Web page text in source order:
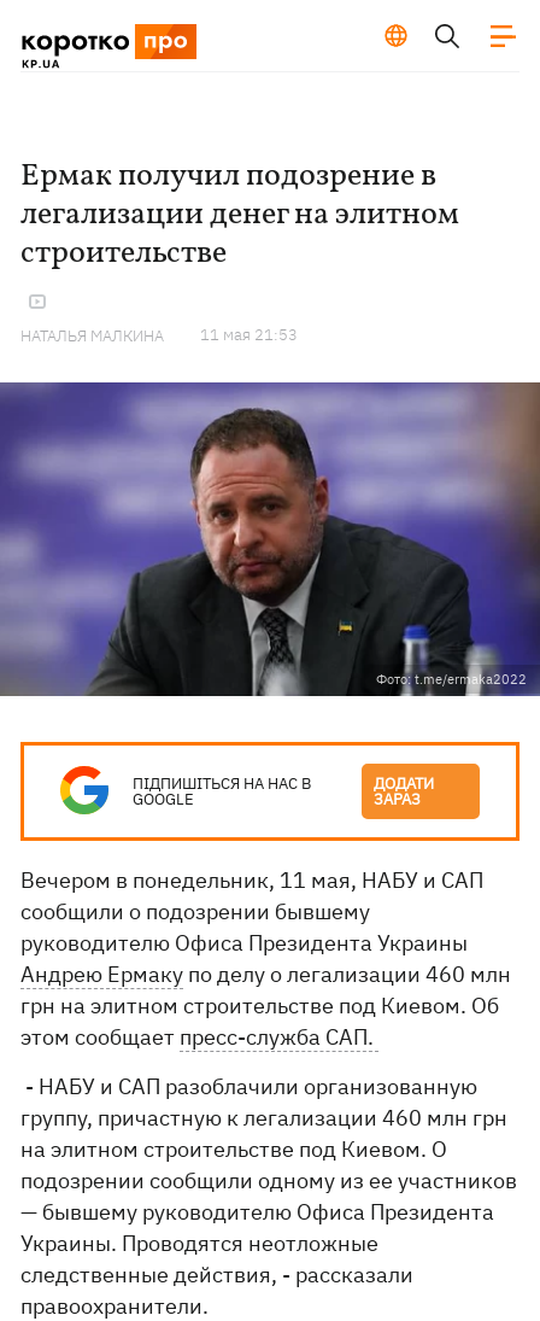
Ермак получил подозрение в
легализации денег на элитном
строительстве
НАТАЛЬЯ МАЛКИНА 11 мая 21:53
Фото: t.me/ermaka2022
ПІДПИШІТЬСЯ НА НАС В
GOOGLE
ДОДАТИ
ЗАРАЗ
Вечером в понедельник, 11 мая, НАБУ и САП
сообщили о подозрении бывшему
руководителю Офиса Президента Украины
Андрею Ермаку по делу о легализации 460 млн
грн на элитном строительстве под Киевом. Об
этом сообщает пресс-служба САП.
- НАБУ и САП разоблачили организованную
группу, причастную к легализации 460 млн грн
на элитном строительстве под Киевом. О
подозрении сообщили одному из ее участников
— бывшему руководителю Офиса Президента
Украины. Проводятся неотложные
следственные действия, - рассказали
правоохранители.